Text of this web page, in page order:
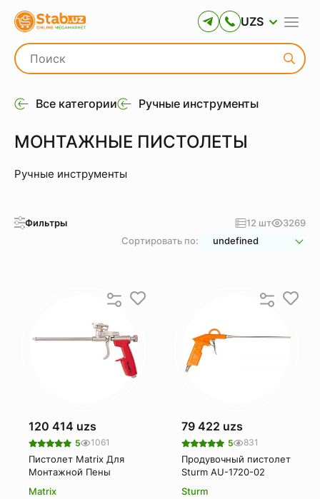
UZS
Все категории Ручные инструменты
МОНТАЖНЫЕ ПИСТОЛЕТЫ
Ручные инструменты
Фильтры 12 шт
3269
Сортировать по:
undefined
120 414 uzs
5 1061
Пистолет Matrix Для
Монтажной Пены
Matrix
79 422 uzs
5 831
Продувочный пистолет
Sturm AU-1720-02
Sturm